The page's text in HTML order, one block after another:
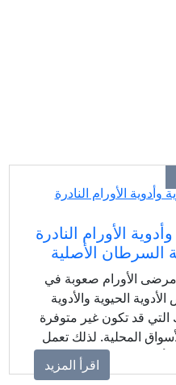
الأورام النادرة
السرطان الأصلية
مرضى الأورام صعوبة في
الحيوية والأدوية
التي قد تكون غير متوفرة
المحلية. لذلك تعمل
الحيوية والرعاية
د. محمود رجب على
اقرأ المزيد